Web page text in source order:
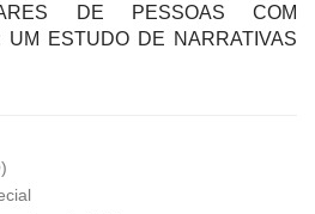
DE PESSOAS COM
UM ESTUDO DE NARRATIVAS